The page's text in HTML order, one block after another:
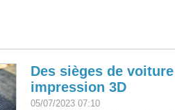
Des sièges de
impression 3D
05/07/2023 07:10